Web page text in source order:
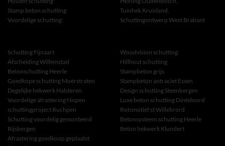
Stamp beton schutting
Voordelige schutting
Tuinhek Kruisland,
Schuttingontwerp West Brabant
Schutting Fijnaart
Afscheiding Willemstad
Betonschutting Heerle
Goedkope schutting Moerstraten
Degelijke hekwerk Halsteren
Voordelige afrastering Nispen
schuttingproject Ruchpen
Schutting voordelig gemonteerd
Rijsbergen
Afrastering goedkoop geplaatst
Woodvision schutting
Hillhout schutting
Stampbeton grijs
Stampbeton antraciet Essen
Design schutting Steenbergen
Luxe beton schutting Dinteloord
Rotsmotief st Willebrord
Betonsysteem schutting Heerle
Beton hekwerk Klundert